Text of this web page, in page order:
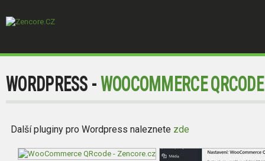
WORDPRESS -WOOCOMMERCE
Další pluginy pro Wordpress naleznete zde